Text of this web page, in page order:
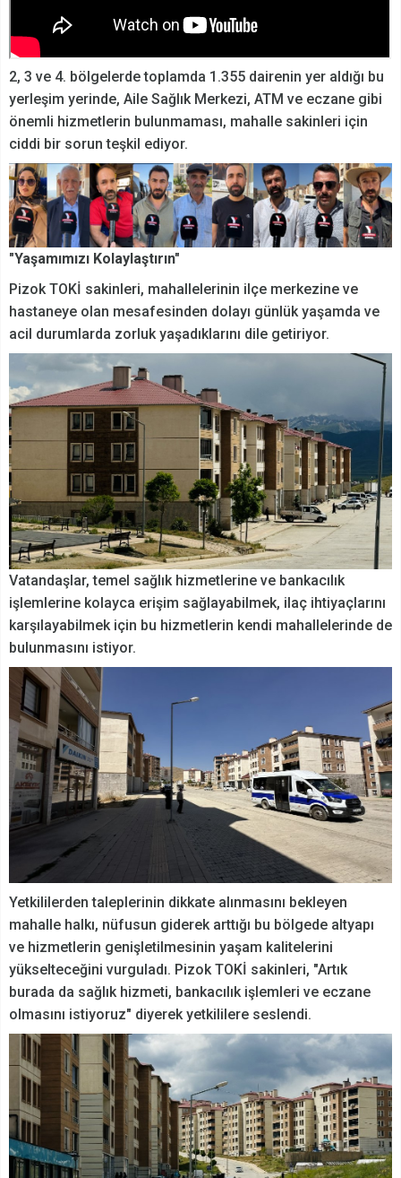
2, 3 ve 4. bölgelerde toplamda 1.355 dairenin yer aldığı bu
yerleşim yerinde, Aile Sağlık Merkezi, ATM ve eczane gibi
önemli hizmetlerin bulunmaması, mahalle sakinleri için
ciddi bir sorun teşkil ediyor.
"Yaşamımızı Kolaylaştırın"
Pizok TOKİ sakinleri, mahallelerinin ilçe merkezine ve
hastaneye olan mesafesinden dolayı günlük yaşamda ve
acil durumlarda zorluk yaşadıklarını dile getiriyor.
Vatandaşlar, temel sağlık hizmetlerine ve bankacılık
işlemlerine kolayca erişim sağlayabilmek, ilaç ihtiyaçlarını
karşılayabilmek için bu hizmetlerin kendi mahallelerinde de
bulunmasını istiyor.
Yetkililerden taleplerinin dikkate alınmasını bekleyen
mahalle halkı, nüfusun giderek arttığı bu bölgede altyapı
ve hizmetlerin genişletilmesinin yaşam kalitelerini
yükselteceğini vurguladı. Pizok TOKİ sakinleri, "Artık
burada da sağlık hizmeti, bankacılık işlemleri ve eczane
olmasını istiyoruz" diyerek yetkililere seslendi.